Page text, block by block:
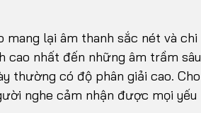
lại âm thanh sắc nét và chi
nhất đến những âm trầm sâu
thường có độ phân giải cao. Cho
nghe cảm nhận được mọi yếu